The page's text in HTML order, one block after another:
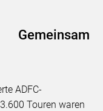
ADFC-
Touren waren